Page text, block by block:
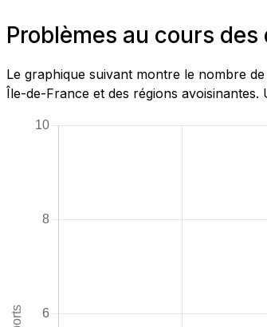
Problèmes au cours
Le graphique suivant montre le nombre
Île-de-France et des régions